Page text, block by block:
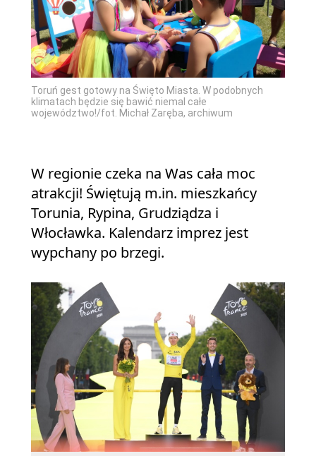
Toruń gest gotowy na Święto Miasta. W podobnych
klimatach będzie się bawić niemal całe
województwo!/fot. Michał Zaręba, archiwum
W regionie czeka na Was cała moc
atrakcji! Świętują m.in. mieszkańcy
Torunia, Rypina, Grudziądza i
Włocławka. Kalendarz imprez jest
wypchany po brzegi.